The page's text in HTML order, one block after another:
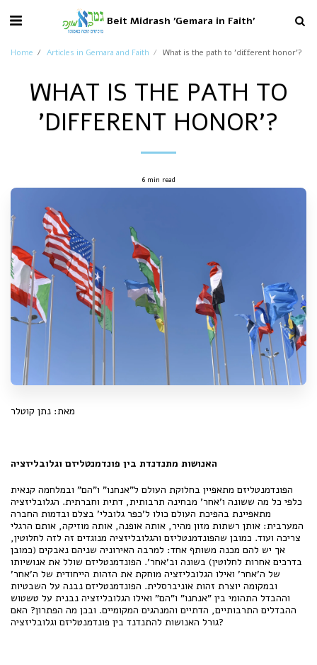
Beit Midrash 'Gemara in Faith'
Home Articles in Gemara and Faith What is the path to 'different honor'?
WHAT IS THE PATH TO
'DIFFERENT HONOR'?
6 min read
מאת: נתן קוטלר
האנושות מתנדנדת בין פונדמנטליזם וגלובליזציה
הפונדמנטליזם מתאפיין בחלוקת העולם ל"אנחנו" ו"הם" ובמלחמה קנאית
כלפי כל מה ששונה ו'אחר' מבחינה תרבותית, דתית וחברתית. הגלובליזציה
מתאפיינת בהפיכת העולם כולו ל'כפר גלובלי' בצלם ובדמות החברה
המערבית: אותן רשתות מזון מהיר, אותה אופנה, אותה מוזיקה, אותם הרגלי
צריכה ועוד. כמובן שהפונדמנטליזם והגלובליזציה מנוגדים זה לזה לחלוטין,
אך יש להם מכנה משותף אחד: למרבה האירוניה שניהם נאבקים (כמובן
בדרכים אחרות לחלוטין) בשונה וב'אחר'. הפונדמנטליזם שולל את אנושיותו
של ה'אחר' ואילו הגלובליזציה מוחקת את הזהות הייחודית של ה'אחר'
ובמקומה יוצרת זהות אוניברסלית. הפונדמנטליזם נבנה על השבטיות
וההבדל התהומי בין "אנחנו" ו"הם" ואילו הגלובליזציה נבנית על טשטוש
ההבדלים התרבותיים, הדתיים והמנהגים המקומיים. ובכן מה הפתרון? האם
גורל האנושות להתנדנד בין פונדמנטליזם וגלובליזציה?